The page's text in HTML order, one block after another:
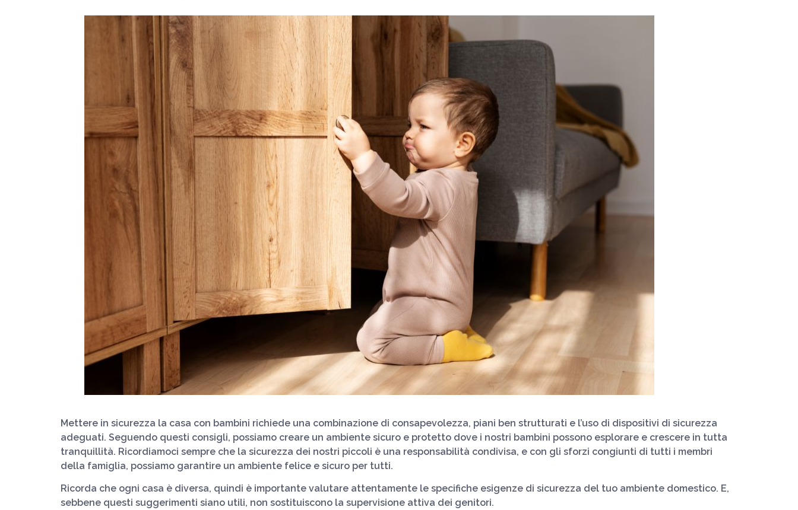
Mettere in sicurezza la casa con bambini richiede una combinazione di consapevolezza, piani ben strutturati e l’uso di dispositivi di sicurezza
adeguati. Seguendo questi consigli, possiamo creare un ambiente sicuro e protetto dove i nostri bambini possono esplorare e crescere in tutta
tranquillità. Ricordiamoci sempre che la sicurezza dei nostri piccoli è una responsabilità condivisa, e con gli sforzi congiunti di tutti i membri
della famiglia, possiamo garantire un ambiente felice e sicuro per tutti.
Ricorda che ogni casa è diversa, quindi è importante valutare attentamente le specifiche esigenze di sicurezza del tuo ambiente domestico. E,
sebbene questi suggerimenti siano utili, non sostituiscono la supervisione attiva dei genitori.